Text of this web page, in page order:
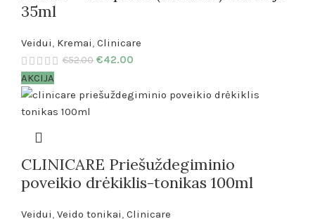
35ml
Veidui, Kremai, Clinicare
€52.00 €42.00
AKCIJA
CLINICARE Priešuždegiminio
poveikio drėkiklis-tonikas 100ml
Veidui, Veido tonikai, Clinicare